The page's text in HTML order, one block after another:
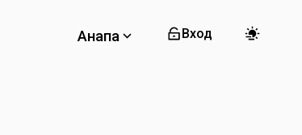
Анапа Вход